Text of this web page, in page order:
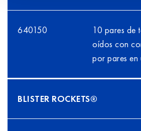
640150
10 pares de
oídos con
por pares en
BLISTER ROCKETS®